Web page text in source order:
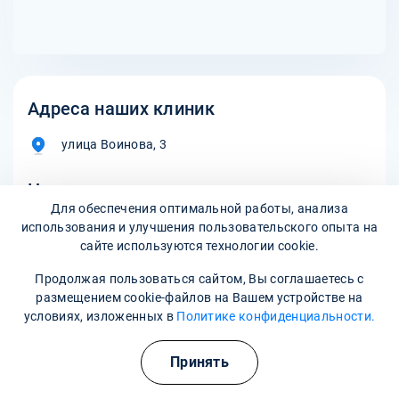
Адреса наших клиник
улица Воинова, 3
Наши контакты
8 800 302-36-47
Для обеспечения оптимальной работы, анализа
использования и улучшения пользовательского опыта на
сайте используются технологии cookie.
Продолжая пользоваться сайтом, Вы соглашаетесь с
размещением cookie-файлов на Вашем устройстве на
условиях, изложенных в Политике конфиденциальности.
Принять